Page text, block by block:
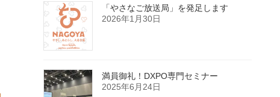
「やさなご放送局」を発足します
2026年1月30日
満員御礼！DXPO専門セミナー
2025年6月24日